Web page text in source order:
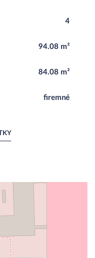
4
94.08 m²
84.08 m²
firemné